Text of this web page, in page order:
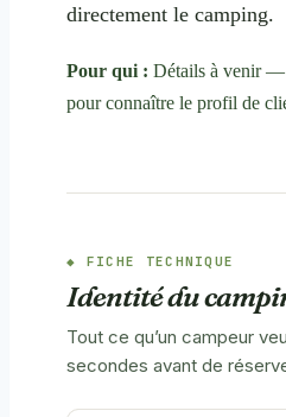
directement le camping.
Pour qui : Détails à venir —
pour connaître le profil de
FICHE TECHNIQUE
Identité du
Tout ce qu’un campeur
secondes avant de